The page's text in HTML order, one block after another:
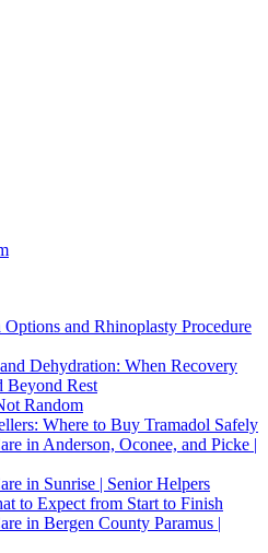
and Rhinoplasty Procedure
Dehydration: When Recovery
Beyond Rest
Random
Where to Buy Tramadol Safely
in Anderson, Oconee, and Picke |
in Sunrise | Senior Helpers
to Expect from Start to Finish
in Bergen County Paramus |